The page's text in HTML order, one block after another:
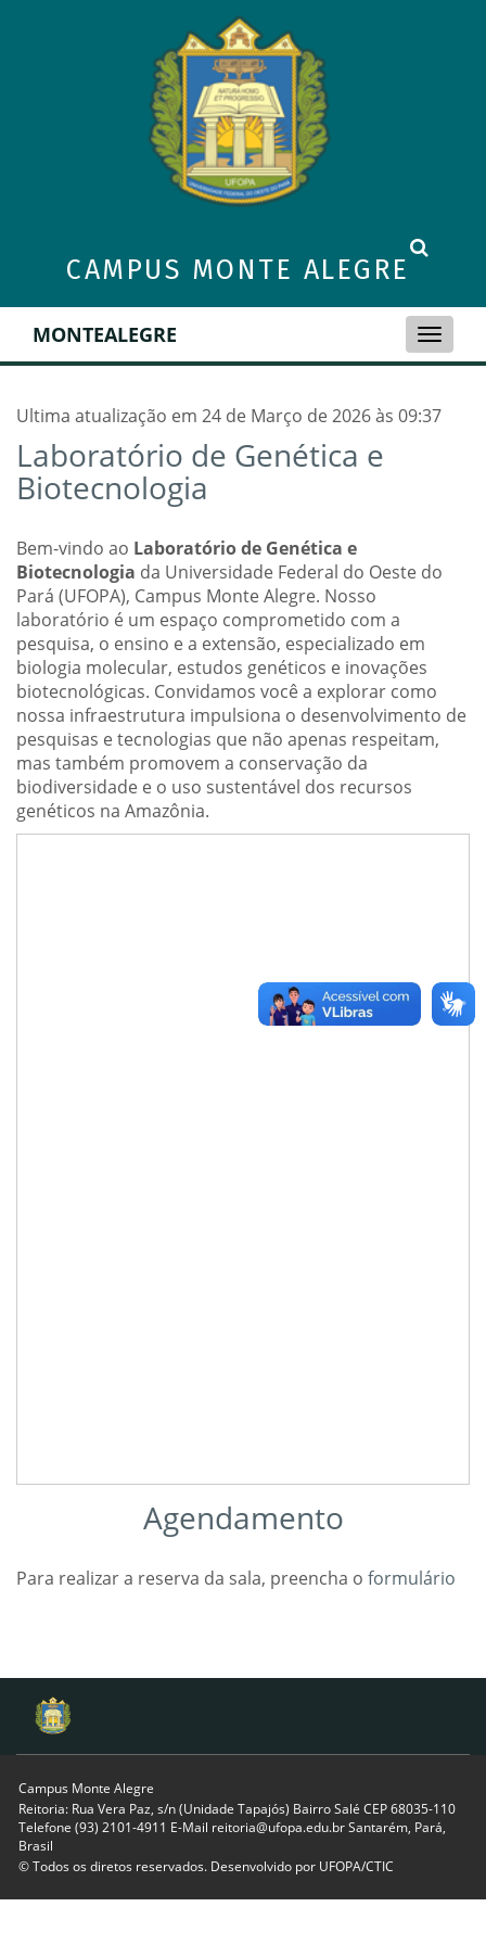
CAMPUS MONTE ALEGRE
Toggle
MONTEALEGRE
Ultima atualização em 24 de Março de 2026 às 09:37
Laboratório de Genética e
Biotecnologia
Bem-vindo ao Laboratório de Genética e
Biotecnologia da Universidade Federal do Oeste do
Pará (UFOPA), Campus Monte Alegre. Nosso
laboratório é um espaço comprometido com a
pesquisa, o ensino e a extensão, especializado em
biologia molecular, estudos genéticos e inovações
biotecnológicas. Convidamos você a explorar como
nossa infraestrutura impulsiona o desenvolvimento de
pesquisas e tecnologias que não apenas respeitam,
mas também promovem a conservação da
biodiversidade e o uso sustentável dos recursos
genéticos na Amazônia.
Agendamento
Para realizar a reserva da sala, preencha o formulário
Campus Monte Alegre
Reitoria: Rua Vera Paz, s/n (Unidade Tapajós) Bairro Salé CEP 68035-110
Telefone (93) 2101-4911 E-Mail reitoria@ufopa.edu.br Santarém, Pará,
Brasil
© Todos os diretos reservados. Desenvolvido por UFOPA/CTIC